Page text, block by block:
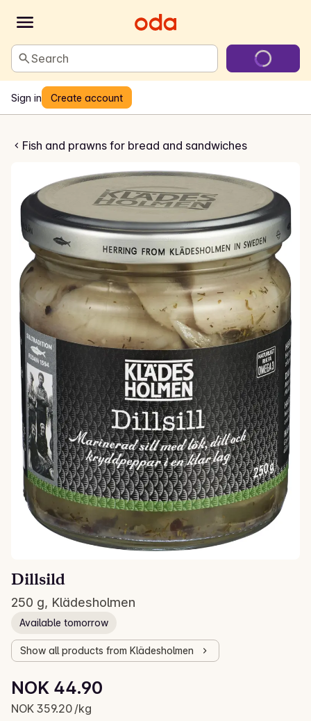
Search
Sign in Create account
Fish and prawns for bread and sandwiches
Dillsild
Dillsild
250 g, Klädesholmen
Available tomorrow
Show all products from Klädesholmen
Current price is: NOK 44.90
NOK 44.90
NOK 359.20 /kg
Unit price: NOK 359.20 /kg